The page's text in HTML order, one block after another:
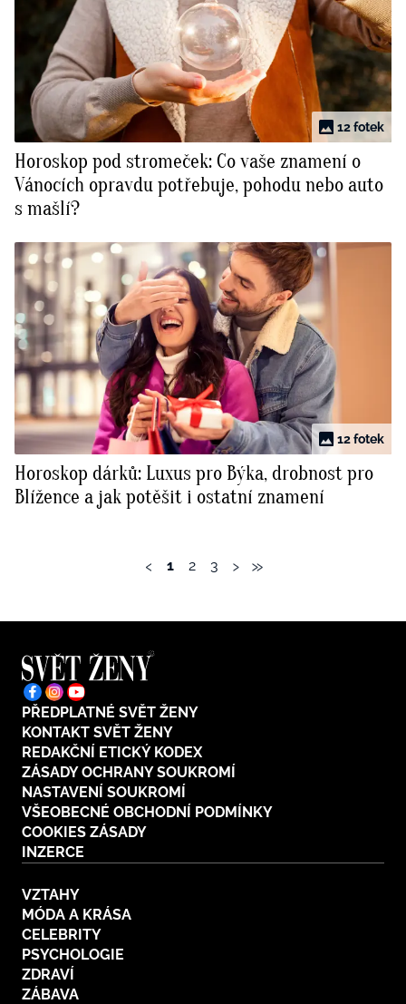
12 fotek
Horoskop pod stromeček: Co vaše znamení o
Vánocích opravdu potřebuje, pohodu nebo auto
s mašlí?
12 fotek
Horoskop dárků: Luxus pro Býka, drobnost pro
Blížence a jak potěšit i ostatní znamení
‹ 1 2 3 › »
PŘEDPLATNÉ SVĚT ŽENY
KONTAKT SVĚT ŽENY
REDAKČNÍ ETICKÝ KODEX
ZÁSADY OCHRANY SOUKROMÍ
NASTAVENÍ SOUKROMÍ
VŠEOBECNÉ OBCHODNÍ PODMÍNKY
COOKIES ZÁSADY
INZERCE
VZTAHY
MÓDA A KRÁSA
CELEBRITY
PSYCHOLOGIE
ZDRAVÍ
ZÁBAVA